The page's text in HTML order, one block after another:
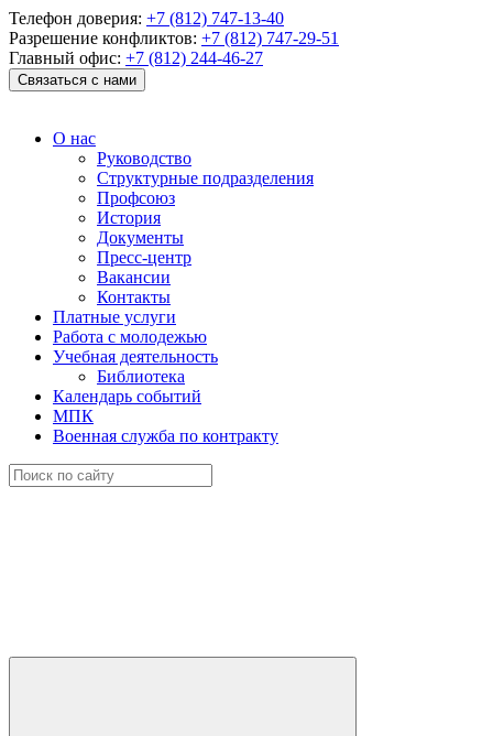
Телефон доверия: +7 (812) 747-13-40
Разрешение конфликтов: +7 (812) 747-29-51
Главный офис: +7 (812) 244-46-27
Связаться с нами
О нас
Руководство
Структурные подразделения
Профсоюз
История
Документы
Пресс-центр
Вакансии
Контакты
Платные услуги
Работа с молодежью
Учебная деятельность
Библиотека
Календарь событий
МПК
Военная служба по контракту